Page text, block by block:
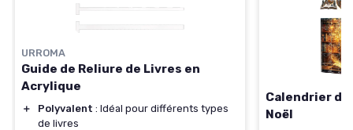
URROMA
Guide de Reliure de Livres en
Acrylique
＋ Polyvalent : Idéal pour différents types
de livres
Calendrier
Noël